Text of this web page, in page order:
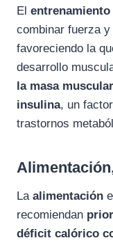
El entrenamiento
combinar fuerza
favoreciendo la
desarrollo
la masa
insulina, un
trastornos
La alimentación
recomiendan
déficit calórico